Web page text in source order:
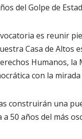
del Golpe de
es reunir
Casa de Altos
Humanos, la
con la
construirán una
a 50 años del más